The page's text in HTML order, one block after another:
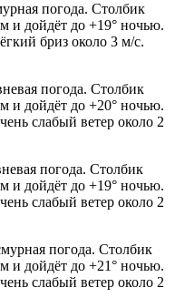
погода. Столбик
и дойдёт до +19° ночью.
бриз около 3 м/с.
погода. Столбик
и дойдёт до +20° ночью.
слабый ветер около 2
погода. Столбик
и дойдёт до +19° ночью.
слабый ветер около 2
погода. Столбик
и дойдёт до +21° ночью.
слабый ветер около 2